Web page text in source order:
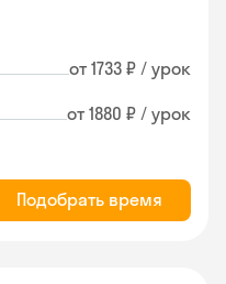
от 1733 ₽ / урок
от 1880 ₽ / урок
Подобрать время